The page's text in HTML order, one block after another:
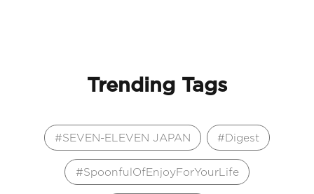
Trending Tags
SEVEN-ELEVEN JAPAN Digest
SpoonfulOfEnjoyForYourLife